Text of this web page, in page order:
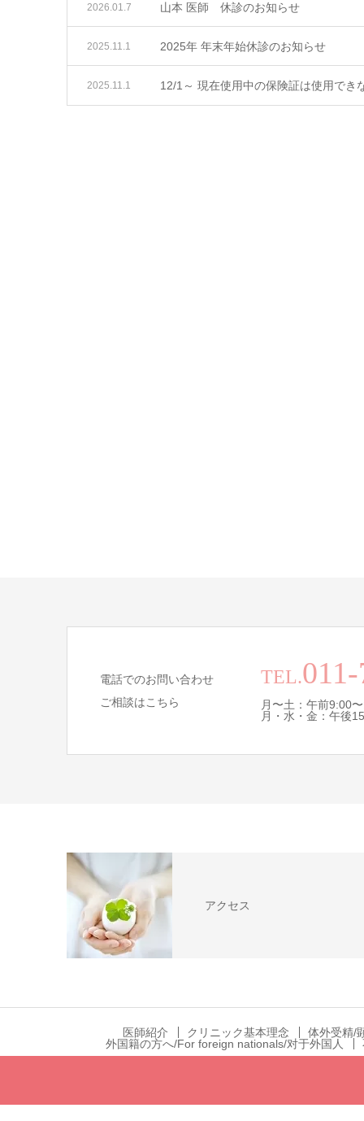
山本 医師 休診のお知らせ
2026.01.7
2025年 年末年始休診のお知らせ
2025.11.1
12/1～ 現在使用中の保険証は使用でき
2025.11.1
電話でのお問い合わせ
ご相談はこちら
TEL.
月〜土：午前9:00
月・水・金：午後
アクセス
医師紹介 クリニック基本理念 体外受精/
外国籍の方へ/For foreign nationals/对于外国人